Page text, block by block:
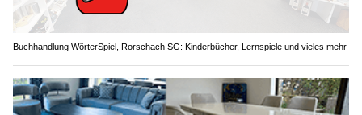
Buchhandlung WörterSpiel, Rorschach SG: Kinderbücher, Lernspiele und vieles mehr